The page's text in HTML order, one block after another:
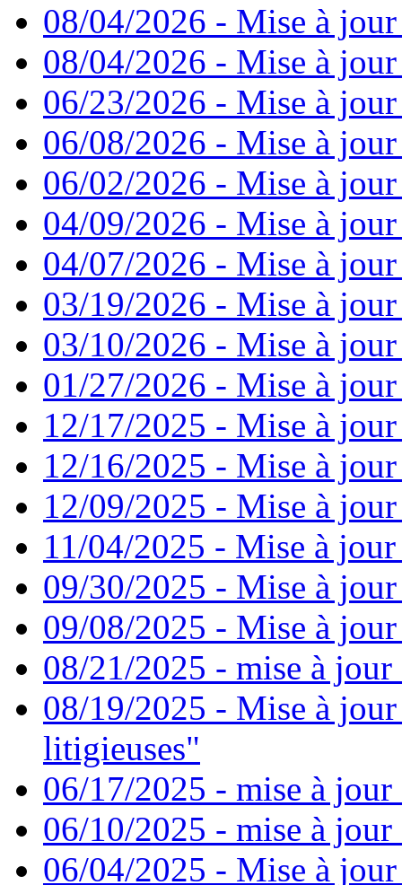
08/04/2026 - Mise à
08/04/2026 - Mise à
06/23/2026 - Mise à
06/08/2026 - Mise à
06/02/2026 - Mise à
04/09/2026 - Mise à
04/07/2026 - Mise à
03/19/2026 - Mise à
03/10/2026 - Mise à
01/27/2026 - Mise à
12/17/2025 - Mise à
12/16/2025 - Mise à
12/09/2025 - Mise à
11/04/2025 - Mise à
09/30/2025 - Mise à
09/08/2025 - Mise à
08/21/2025 - mise à jour
08/19/2025 - Mise à jour
litigieuses"
06/17/2025 - mise à jour
06/10/2025 - mise à jour
06/04/2025 - Mise à